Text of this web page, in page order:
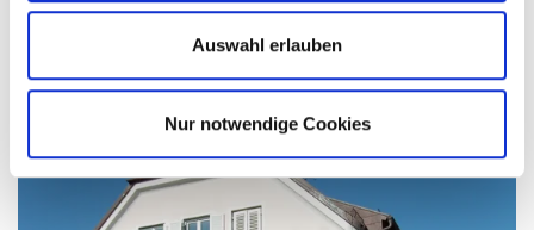
Auswahl erlauben
Nur notwendige Cookies
Angebote. Gleichzeitig ist es ein Treffpunkt für Gäste und Einheimische.
Derzeit wird das Gebäude umfassend renoviert, um es künftig modern,
barrierefrei und noch attraktiver zu gestalten. Nach Abschluss der
Arbeiten erwartet Besucher ein zeitgemäßes Ambiente mit verbesserter